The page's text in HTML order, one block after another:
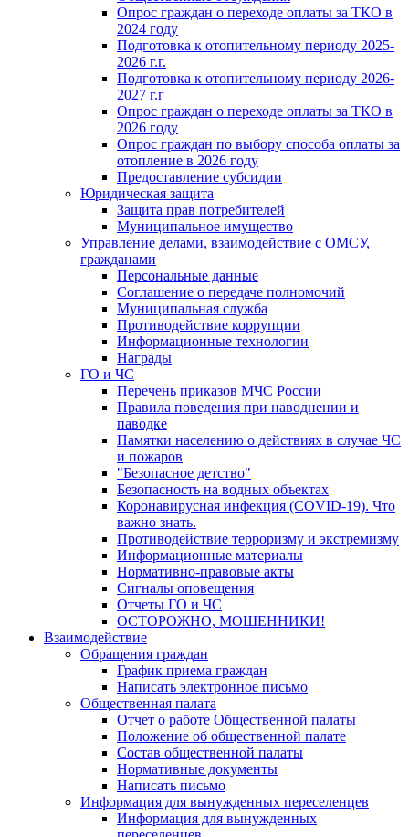
Опрос граждан о переходе оплаты за ТКО в
2024 году
Подготовка к отопительному периоду 2025-
2026 г.г.
Подготовка к отопительному периоду 2026-
2027 г.г
Опрос граждан о переходе оплаты за ТКО в
2026 году
Опрос граждан по выбору способа оплаты за
отопление в 2026 году
Предоставление субсидии
Юридическая защита
Защита прав потребителей
Муниципальное имущество
Управление делами, взаимодействие с ОМСУ,
гражданами
Персональные данные
Соглашение о передаче полномочий
Муниципальная служба
Противодействие коррупции
Информационные технологии
Награды
ГО и ЧС
Перечень приказов МЧС России
Правила поведения при наводнении и
паводке
Памятки населению о действиях в случае ЧС
и пожаров
"Безопасное детство"
Безопасность на водных объектах
Коронавирусная инфекция (COVID-19). Что
важно знать.
Противодействие терроризму и экстремизму
Информационные материалы
Нормативно-правовые акты
Сигналы оповещения
Отчеты ГО и ЧС
ОСТОРОЖНО, МОШЕННИКИ!
Взаимодействие
Обращения граждан
График приема граждан
Написать электронное письмо
Общественная палата
Отчет о работе Общественной палаты
Положение об общественной палате
Состав общественной палаты
Нормативные документы
Написать письмо
Информация для вынужденных переселенцев
Информация для вынужденных